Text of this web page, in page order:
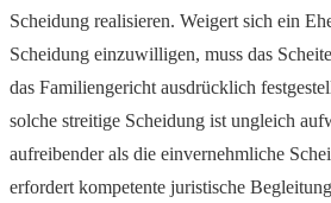
Scheidung realisieren. Weigert sich ein
Scheidung einzuwilligen, muss das
das Familiengericht ausdrücklich
solche streitige Scheidung ist ungleich
aufreibender als die einvernehmliche
erfordert kompetente juristische